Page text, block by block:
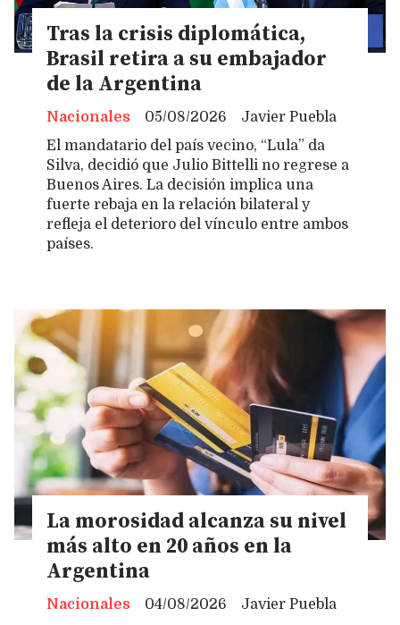
Tras la crisis diplomática,
Brasil retira a su embajador
de la Argentina
Javier Puebla
Nacionales
05/08/2026
El mandatario del país vecino, “Lula” da
Silva, decidió que Julio Bittelli no regrese a
Buenos Aires. La decisión implica una
fuerte rebaja en la relación bilateral y
refleja el deterioro del vínculo entre ambos
países.
La morosidad alcanza su nivel
más alto en 20 años en la
Argentina
Javier Puebla
Nacionales
04/08/2026